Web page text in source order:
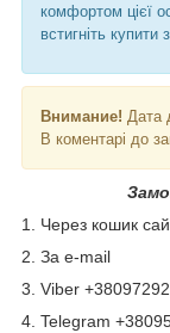
комфортом цієї
встигніть купити
Внимание! Дата
В коментарі до
1. Через кошик
2. За e-mail
3. Viber
4. Telegram